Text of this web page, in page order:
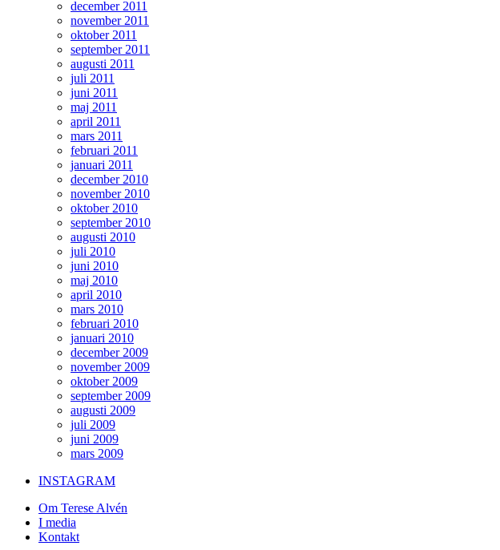
december 2011
november 2011
oktober 2011
september 2011
augusti 2011
juli 2011
juni 2011
maj 2011
april 2011
mars 2011
februari 2011
januari 2011
december 2010
november 2010
oktober 2010
september 2010
augusti 2010
juli 2010
juni 2010
maj 2010
april 2010
mars 2010
februari 2010
januari 2010
december 2009
november 2009
oktober 2009
september 2009
augusti 2009
juli 2009
juni 2009
mars 2009
INSTAGRAM
Om Terese Alvén
I media
Kontakt